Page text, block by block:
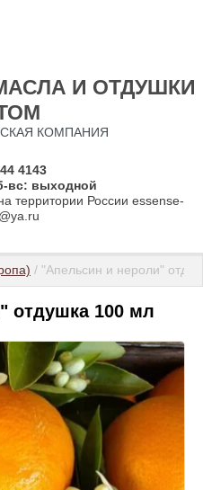
И ОТДУШКИ
КОМПАНИЯ
4143
вс: выходной
территории России essense-
/ "Апельсин и нероли"
отдушка 100 мл